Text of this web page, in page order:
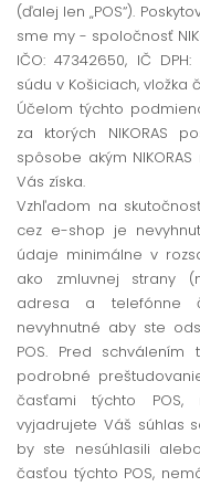
(ďalej len „POS“).
sme my - spoločnosť
IČO: 47342650, IČ
súdu v Košiciach, vložka
Účelom týchto
za ktorých NIKORAS
spôsobe akým
Vás získa.
Vzhľadom na
cez e-shop je
údaje minimálne v
ako zmluvnej strany
adresa a telefónne
nevyhnutné aby ste
POS. Pred
podrobné
časťami týchto POS,
vyjadrujete Váš súhlas
by ste nesúhlasili
časťou týchto POS,